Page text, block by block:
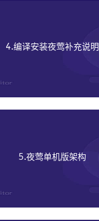
4.编译安装夜莺补充说明
5.夜莺单机版架构